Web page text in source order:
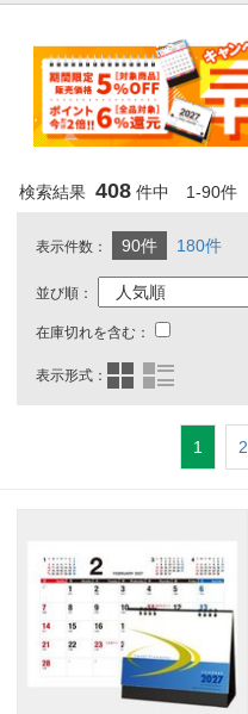
検索結果 408 件中 1-90件
表示件数： 90件 180件
並び順：
在庫切れを含む：
表示形式：
1 2